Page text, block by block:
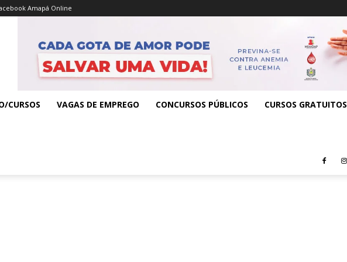
Amapá Online
CURSOS VAGAS DE EMPREGO CONCURSOS PÚBLICOS CURSOS GRATUITOS